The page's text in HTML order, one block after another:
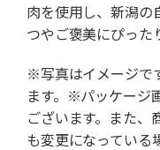
肉を使用し、新潟の
つやご褒美にぴった
※写真はイメージで
ます。※パッケージ
ございます。また、
も変更になっている